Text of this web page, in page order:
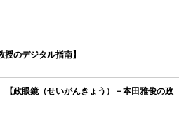
のデジタル指南】
政眼鏡（せいがんきょう）－本田雅俊の政